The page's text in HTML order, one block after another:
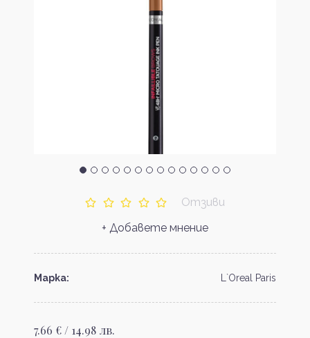
Отзиви
+ Добавете мнение
Марка: L`Oreal Paris
7.66 € / 14.98 лв.